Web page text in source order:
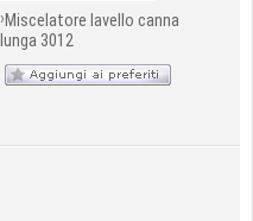
›Miscelatore lavello canna
lunga 3012